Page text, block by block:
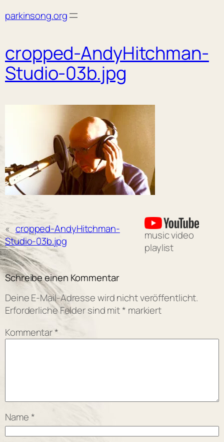
toparkinsong.org
cropped-AndyHitchman-
Studio-03b.jpg
« cropped-AndyHitchman-
Studio-03b.jpg
music video
playlist
Schreibe einen Kommentar
Deine E-Mail-Adresse wird nicht veröffentlicht.
Erforderliche Felder sind mit* markiert
Kommentar*
Name*